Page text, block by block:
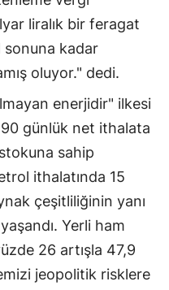
liralık bir feragat
sonuna kadar
oluyor." dedi.
enerjidir" ilkesi
günlük net ithalata
sahip
ithalatında 15
çeşitliliğinin yanı
Yerli ham
26 artışla 47,9
jeopolitik risklere